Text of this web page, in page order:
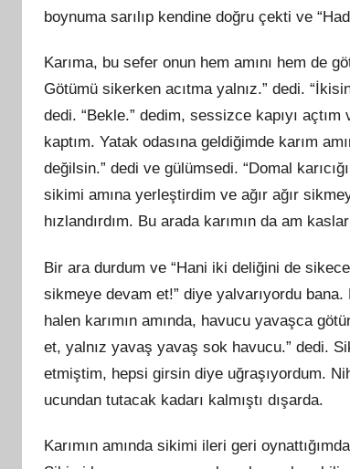
boynuma sarılıp kendine doğru çekti ve
Karıma, bu sefer onun hem amını hem de
Götümü sikerken acıtma yalnız.” dedi.
dedi. “Bekle.” dedim, sessizce kapıyı
kaptım. Yatak odasına geldiğimde karım
değilsin.” dedi ve gülümsedi. “Domal
sikimi amına yerleştirdim ve ağır ağır
hızlandırdım. Bu arada karımın da am
Bir ara durdum ve “Hani iki deliğini de
sikmeye devam et!” diye yalvarıyordu
halen karımın amında, havucu yavaşca
et, yalnız yavaş yavaş sok havucu.” dedi.
etmiştim, hepsi girsin diye uğraşıyordum.
ucundan tutacak kadarı kalmıştı dışarda.
Karımın amında sikimi ileri geri